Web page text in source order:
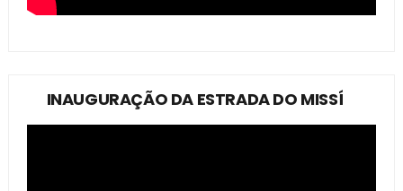
INAUGURAÇÃO DA ESTRADA DO MISSÍ